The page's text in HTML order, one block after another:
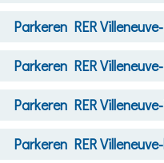
Parkeren RER
Parkeren RER
Parkeren RER
Parkeren RER